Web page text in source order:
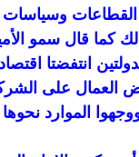
وسياسات
قال سمو الأمير
الدولتين
العمال على
الموارد